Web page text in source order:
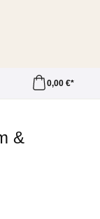
0,00 €*
&